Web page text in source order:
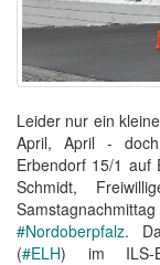
Leider nur ein
April, April - doch
Erbendorf 15/1 auf
Schmidt,
#Nordoberpfalz.
(#ELH) im ILS-